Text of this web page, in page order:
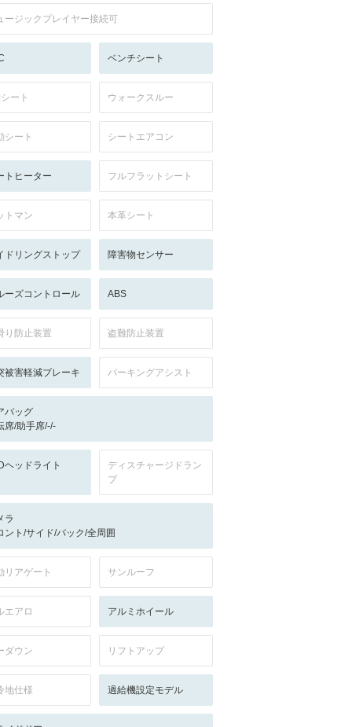
ージックプレイヤー接続可
ベンチシート
ート ウォークスルー
シート シートエアコン
トヒーター フルフラットシート
トマン 本革シート
ドリングストップ 障害物センサー
ーズコントロール ABS
り防止装置 盗難防止装置
被害軽減ブレーキ パーキングアシスト
バッグ
席/助手席/-/-
ヘッドライト
ディスチャージドラン
プ
ラ
ント/サイド/バック/全周囲
リアゲート サンルーフ
エアロ アルミホイール
ダウン リフトアップ
地仕様 過給機設定モデル